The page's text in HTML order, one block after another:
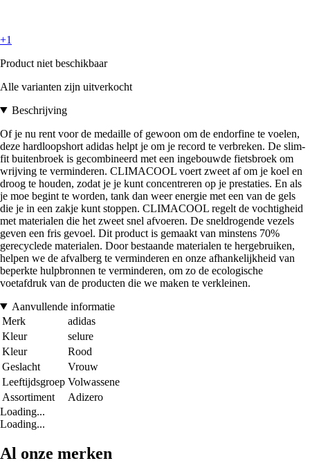
+1
Product niet beschikbaar
Alle varianten zijn uitverkocht
Beschrijving
Of je nu rent voor de medaille of gewoon om de endorfine te voelen,
deze hardloopshort adidas helpt je om je record te verbreken. De slim-
fit buitenbroek is gecombineerd met een ingebouwde fietsbroek om
wrijving te verminderen. CLIMACOOL voert zweet af om je koel en
droog te houden, zodat je je kunt concentreren op je prestaties. En als
je moe begint te worden, tank dan weer energie met een van de gels
die je in een zakje kunt stoppen. CLIMACOOL regelt de vochtigheid
met materialen die het zweet snel afvoeren. De sneldrogende vezels
geven een fris gevoel. Dit product is gemaakt van minstens 70%
gerecyclede materialen. Door bestaande materialen te hergebruiken,
helpen we de afvalberg te verminderen en onze afhankelijkheid van
beperkte hulpbronnen te verminderen, om zo de ecologische
voetafdruk van de producten die we maken te verkleinen.
Aanvullende informatie
Merk
adidas
Kleur
selure
Kleur
Rood
Geslacht
Vrouw
Leeftijdsgroep Volwassene
Assortiment
Adizero
Loading...
Loading...
Al onze merken